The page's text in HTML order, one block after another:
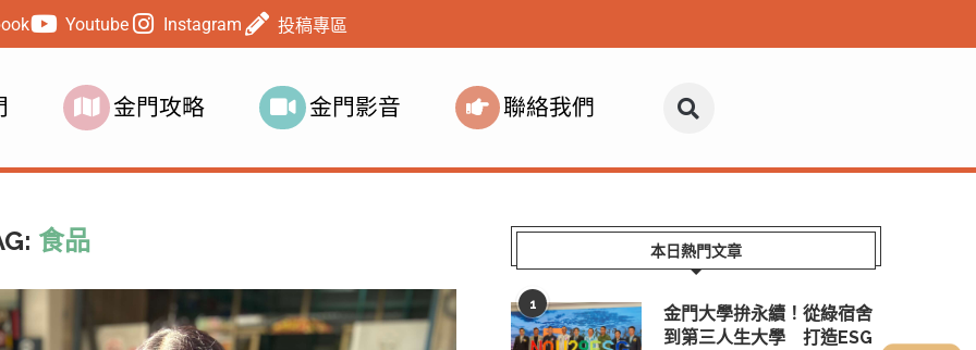
Youtube Instagram 投稿專區
金門攻略 金門影音 聯絡我們
食品 本日熱門文章
1
金門大學拚永續！從綠宿舍
到第三人生大學 打造ESG